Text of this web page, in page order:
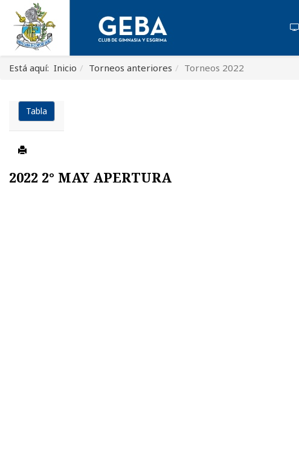
Está aquí: Inicio Torneos anteriores Torneos 2022
Tabla
2022 2° MAY APERTURA